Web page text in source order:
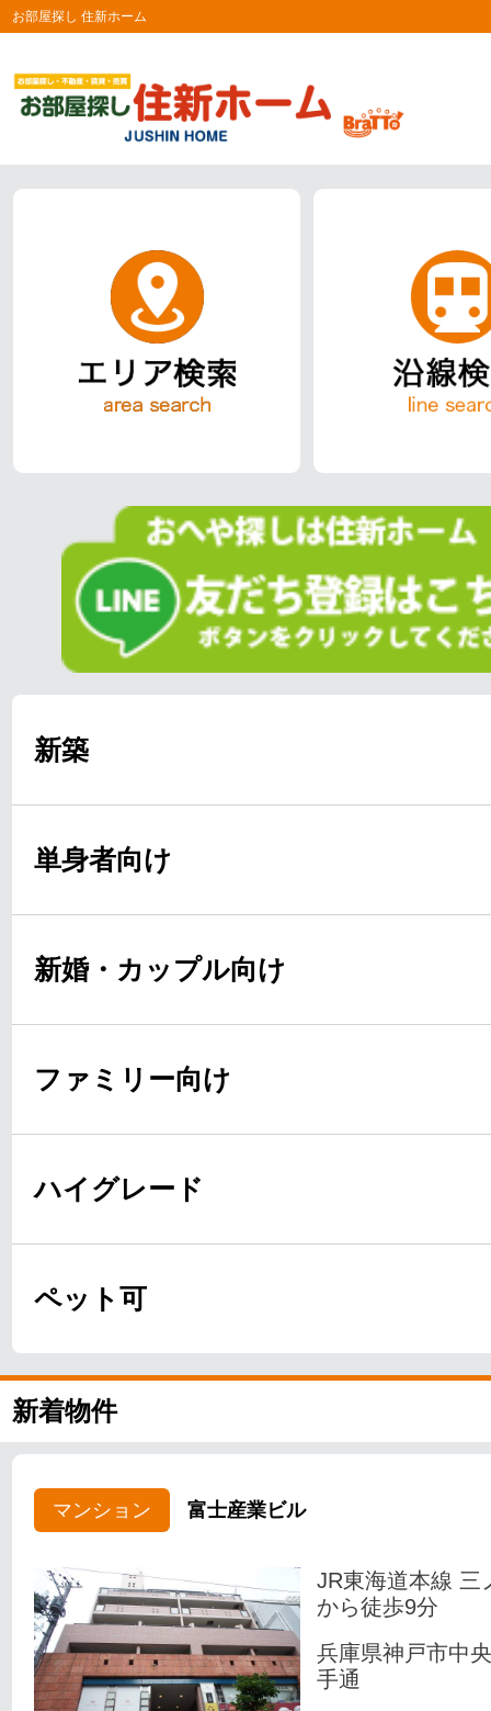
お部屋探し 住新ホーム
新築
単身者向け
新婚・カップル向け
ファミリー向け
ハイグレード
ペット可
新着物件
マンション 富士産業ビル
JR東海道本線 三
から徒歩9分
兵庫県神戸市中
手通